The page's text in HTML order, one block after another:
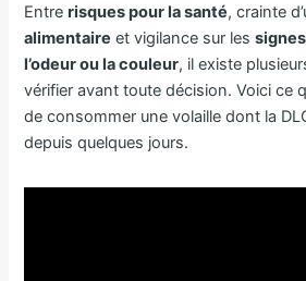
Entrerisques pour la santé, crainte
alimentaire et vigilance sur les
l’odeur ou la couleur, il existe
vérifier avant toute décision. Voici ce
de consommer une volaille dont la
depuis quelques jours.